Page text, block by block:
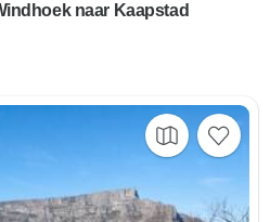
naar Kaapstad